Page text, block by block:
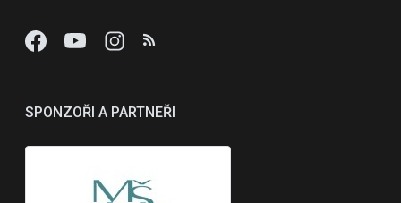
SPONZOŘI A PARTNEŘI